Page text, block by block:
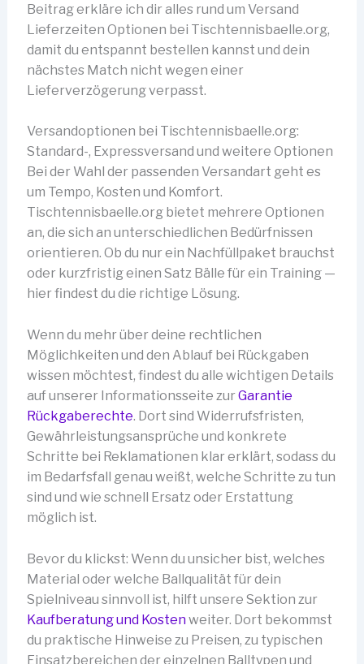
Beitrag erkläre ich dir alles rund um Versand
Lieferzeiten Optionen bei Tischtennisbaelle.org,
damit du entspannt bestellen kannst und dein
nächstes Match nicht wegen einer
Lieferverzögerung verpasst.
Versandoptionen bei Tischtennisbaelle.org:
Standard-, Expressversand und weitere Optionen
Bei der Wahl der passenden Versandart geht es
um Tempo, Kosten und Komfort.
Tischtennisbaelle.org bietet mehrere Optionen
an, die sich an unterschiedlichen Bedürfnissen
orientieren. Ob du nur ein Nachfüllpaket brauchst
oder kurzfristig einen Satz Bälle für ein Training —
hier findest du die richtige Lösung.
Wenn du mehr über deine rechtlichen
Möglichkeiten und den Ablauf bei Rückgaben
wissen möchtest, findest du alle wichtigen Details
auf unserer Informationsseite zurGarantie
Rückgaberechte. Dort sind Widerrufsfristen,
Gewährleistungsansprüche und konkrete
Schritte bei Reklamationen klar erklärt, sodass du
im Bedarfsfall genau weißt, welche Schritte zu tun
sind und wie schnell Ersatz oder Erstattung
möglich ist.
Bevor du klickst: Wenn du unsicher bist, welches
Material oder welche Ballqualität für dein
Spielniveau sinnvoll ist, hilft unsere Sektion zur
Kaufberatung und Kostenweiter. Dort bekommst
du praktische Hinweise zu Preisen, zu typischen
Einsatzbereichen der einzelnen Balltypen und